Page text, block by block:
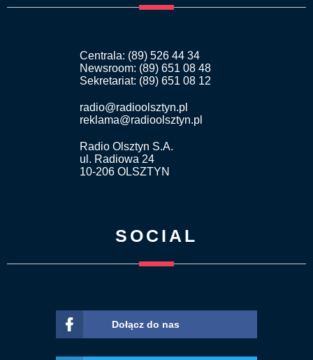
Centrala: (89) 526 44 34
Newsroom: (89) 651 08 48
Sekretariat: (89) 651 08 12
radio@radioolsztyn.pl
reklama@radioolsztyn.pl
Radio Olsztyn S.A.
ul. Radiowa 24
10-206 OLSZTYN
SOCIAL
Dołącz do nas